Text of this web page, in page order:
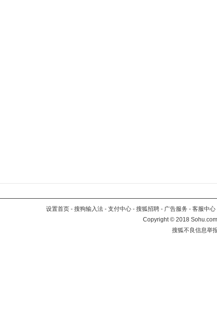
设置首页 - 搜狗输入法 - 支付中心 - 搜狐招聘 - 广告服务 - 客服中心
Copyright©2018
搜狐不良信息举